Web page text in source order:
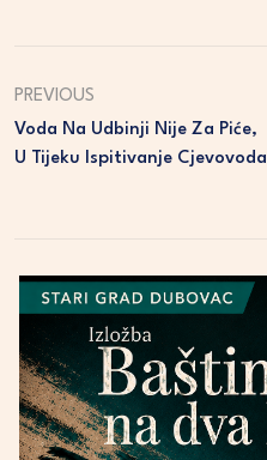
PREVIOUS
Voda Na Udbinji Nije Za Piće,
U Tijeku Ispitivanje Cjevovoda